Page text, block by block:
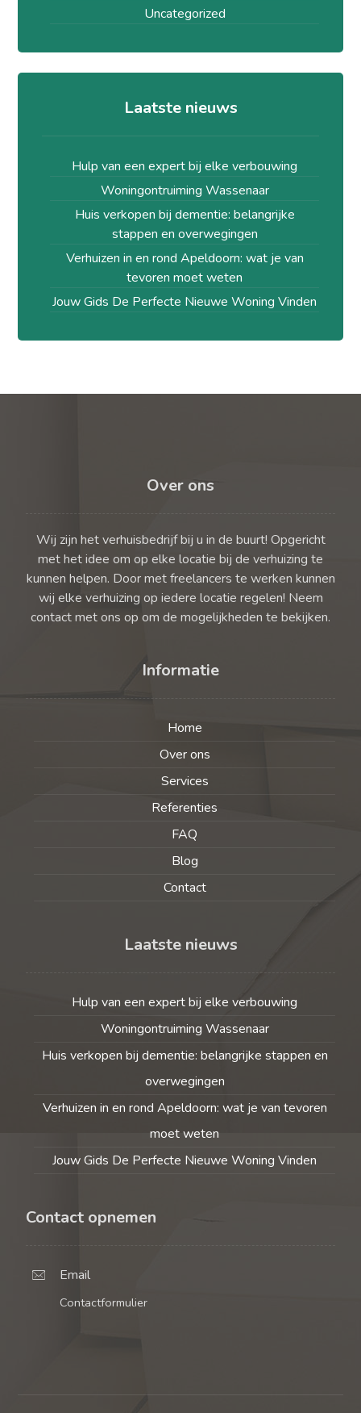
Uncategorized
Laatste nieuws
Hulp van een expert bij elke verbouwing
Woningontruiming Wassenaar
Huis verkopen bij dementie: belangrijke
stappen en overwegingen
Verhuizen in en rond Apeldoorn: wat je van
tevoren moet weten
Jouw Gids De Perfecte Nieuwe Woning Vinden
Over ons
Wij zijn het verhuisbedrijf bij u in de buurt! Opgericht
met het idee om op elke locatie bij de verhuizing te
kunnen helpen. Door met freelancers te werken kunnen
wij elke verhuizing op iedere locatie regelen! Neem
contact met ons op om de mogelijkheden te bekijken.
Informatie
Home
Over ons
Services
Referenties
FAQ
Blog
Contact
Laatste nieuws
Hulp van een expert bij elke verbouwing
Woningontruiming Wassenaar
Huis verkopen bij dementie: belangrijke stappen en
overwegingen
Verhuizen in en rond Apeldoorn: wat je van tevoren
moet weten
Jouw Gids De Perfecte Nieuwe Woning Vinden
Contact opnemen
Email
Contactformulier